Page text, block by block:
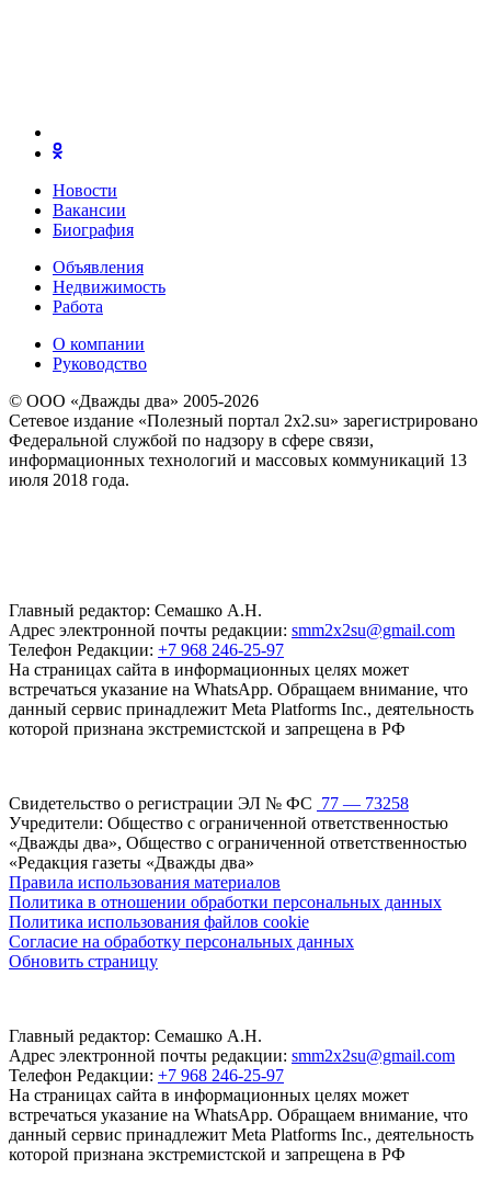
Новости
Вакансии
Биография
Объявления
Недвижимость
Работа
О компании
Руководство
© ООО «Дважды два» 2005-2026
Сетевое издание «Полезный портал 2x2.su» зарегистрировано
Федеральной службой по надзору в сфере связи,
информационных технологий и массовых коммуникаций 13
июля 2018 года.
Главный редактор: Семашко А.Н.
Адрес электронной почты редакции: smm2x2su@gmail.com
Телефон Редакции: +7 968 246-25-97
На страницах сайта в информационных целях может
встречаться указание на WhatsApp. Обращаем внимание, что
данный сервис принадлежит Meta Platforms Inc., деятельность
которой признана экстремистской и запрещена в РФ
Свидетельство о регистрации ЭЛ № ФС 77 — 73258
Учредители: Общество с ограниченной ответственностью
«Дважды два», Общество с ограниченной ответственностью
«Редакция газеты «Дважды два»
Правила использования материалов
Политика в отношении обработки персональных данных
Политика использования файлов cookie
Согласие на обработку персональных данных
Обновить страницу
Главный редактор: Семашко А.Н.
Адрес электронной почты редакции: smm2x2su@gmail.com
Телефон Редакции: +7 968 246-25-97
На страницах сайта в информационных целях может
встречаться указание на WhatsApp. Обращаем внимание, что
данный сервис принадлежит Meta Platforms Inc., деятельность
которой признана экстремистской и запрещена в РФ